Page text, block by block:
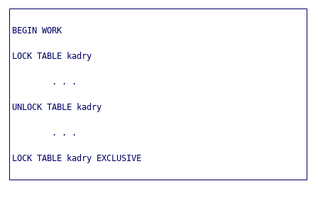
BEGIN WORK
LOCK TABLE kadry
        . . .
UNLOCK TABLE kadry
        . . .
LOCK TABLE kadry EXCLUSIVE